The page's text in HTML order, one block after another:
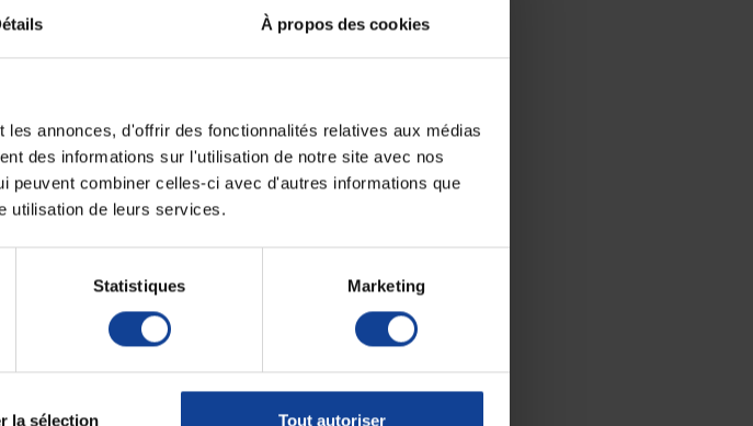
À propos des cookies
annonces, d'offrir des fonctionnalités relatives aux médias
des informations sur l'utilisation de notre site avec nos
peuvent combiner celles-ci avec d'autres informations que
utilisation de leurs services.
Statistiques Marketing
la sélection Tout autoriser